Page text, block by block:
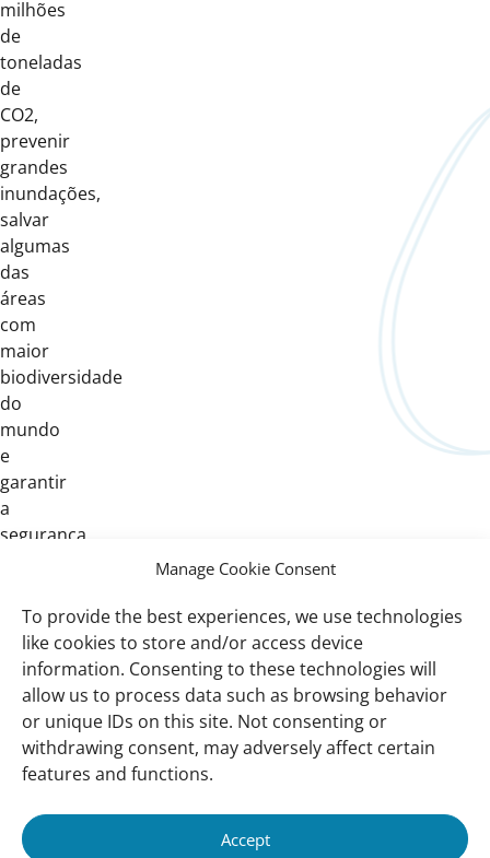
Manage Cookie Consent
To provide the best experiences, we use technologies
like cookies to store and/or access device
information. Consenting to these technologies will
allow us to process data such as browsing behavior
or unique IDs on this site. Not consenting or
withdrawing consent, may adversely affect certain
features and functions.
Accept
milhões
de
toneladas
de
CO2,
prevenir
grandes
inundações,
salvar
algumas
das
áreas
com
maior
biodiversidade
do
mundo
e
garantir
a
segurança
milhões
pessoas.
Important
links
Sobre nós
Quem somos
Missão e Visão